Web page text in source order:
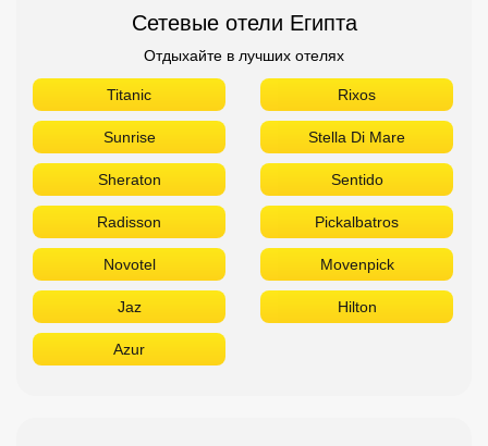
Сетевые отели Египта
Отдыхайте в лучших отелях
Titanic Rixos
Sunrise Stella Di Mare
Sheraton Sentido
Radisson Pickalbatros
Novotel Movenpick
Jaz Hilton
Azur